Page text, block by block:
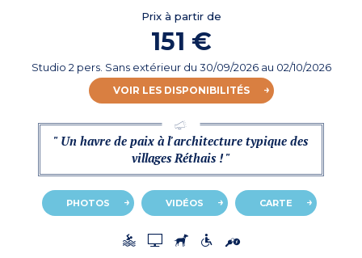
Prix à partir de
151 €
Studio 2 pers. Sans extérieur du 30/09/2026au 02/10/2026
VOIR LES DISPONIBILITÉS
" Un havre de paix à l'architecture typique des
villages Réthais ! "
PHOTOS VIDÉOS CARTE